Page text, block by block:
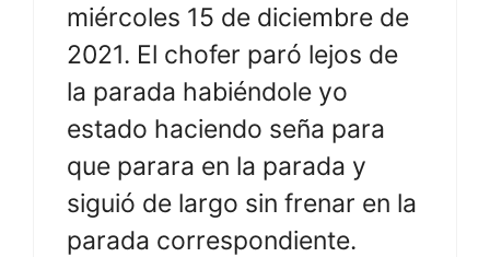
miércoles 15 de diciembre de
2021. El chofer paró lejos de
la parada habiéndole yo
estado haciendo seña para
que parara en la parada y
siguió de largo sin frenar en la
parada correspondiente.